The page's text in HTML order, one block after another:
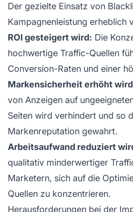
Der gezielte Einsatz von
Kampagnenleistung erheblich
ROI gesteigert wird: Die
hochwertige Traffic-Quellen
Conversion-Raten und einer
Markensicherheit erhöht
von Anzeigen auf
Seiten wird verhindert und so
Markenreputation gewahrt.
Arbeitsaufwand reduziert
qualitativ minderwertiger
Marketern, sich auf die
Quellen zu konzentrieren.
Herausforderungen bei der